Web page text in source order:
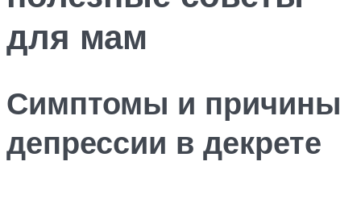
для мам
Симптомы и причины
депрессии в декрете